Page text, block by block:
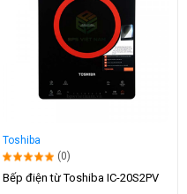
Toshiba
(0)
Bếp điện từ Toshiba IC-20S2PV